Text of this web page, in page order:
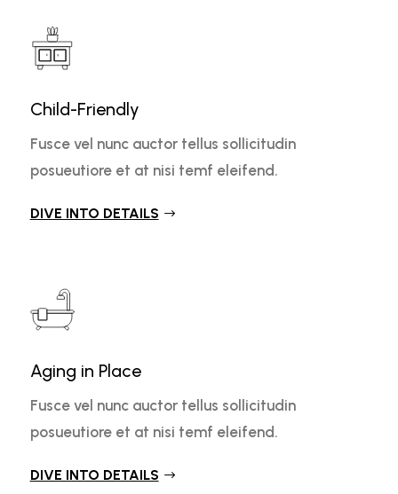
Child-Friendly
Fusce vel nunc auctor tellus sollicitudin
posueutiore et at nisi temf eleifend.
DIVE INTO DETAILS
Aging in Place
Fusce vel nunc auctor tellus sollicitudin
posueutiore et at nisi temf eleifend.
DIVE INTO DETAILS